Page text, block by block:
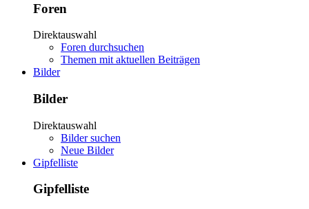
Foren
Direktauswahl
Foren durchsuchen
Themen mit aktuellen Beiträgen
Bilder
Bilder
Direktauswahl
Bilder suchen
Neue Bilder
Gipfelliste
Gipfelliste